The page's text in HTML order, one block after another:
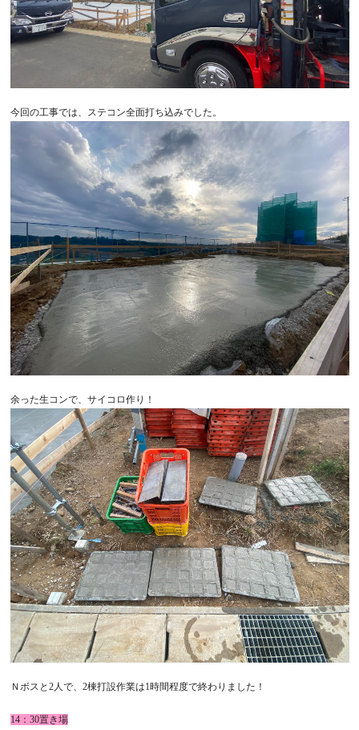
今回の工事では、ステコン全面打ち込みでした。
余った生コンで、サイコロ作り！
Ｎボスと2人で、2棟打設作業は1時間程度で終わりました！
14：30置き場